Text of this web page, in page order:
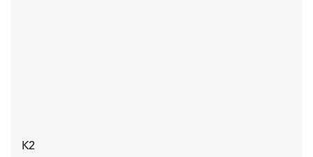
K2